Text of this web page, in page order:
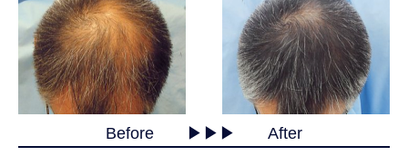
Before ▶︎▶︎▶︎ After